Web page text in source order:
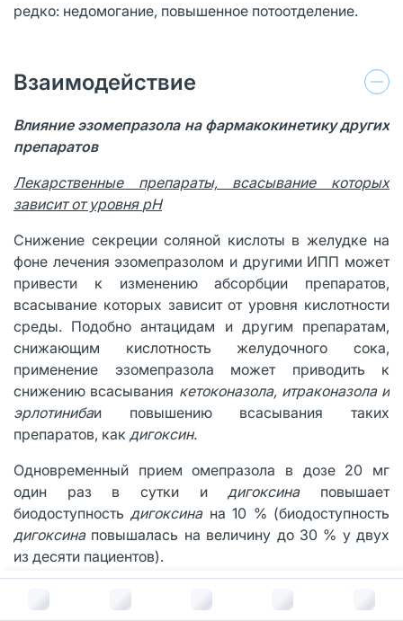
В корзину за
редко: недомогание, повышенное потоотделение.
Взаимодействие
Влияние эзомепразола на фармакокинетику других
препаратов
Лекарственные препараты, всасывание которых
зависит от уровня pH
Снижение секреции соляной кислоты в желудке на
фоне лечения эзомепразолом и другими ИПП может
привести к изменению абсорбции препаратов,
всасывание которых зависит от уровня кислотности
среды. Подобно антацидам и другим препаратам,
снижающим кислотность желудочного сока,
применение эзомепразола может приводить к
снижению всасывания кетоконазола, итраконазола и
эрлотинибаи повышению всасывания таких
препаратов, как дигоксин.
Одновременный прием омепразола в дозе 20 мг
один раз в сутки идигоксинаповышает
биодоступностьдигоксинана 10 % (биодоступность
дигоксинаповышалась на величину до 30 % у двух
из десяти пациентов).
Известно о взаимодействии омепразола с
некоторымипротивовирусными препаратами.